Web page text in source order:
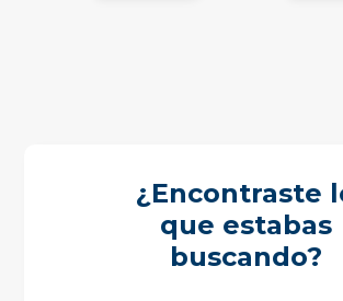
¿Encontraste
que estabas
buscando?